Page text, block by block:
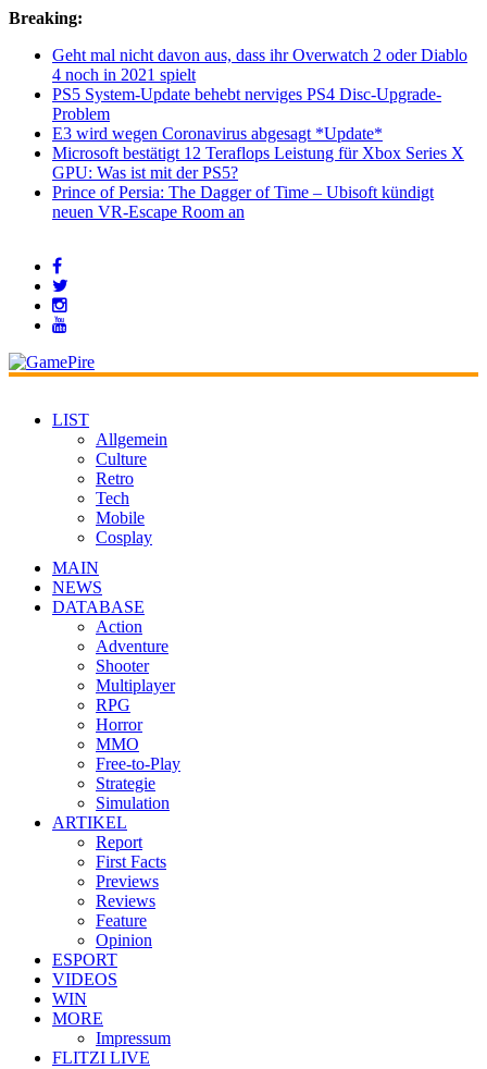
Breaking:
Geht mal nicht davon aus, dass ihr Overwatch 2 oder Diablo
4 noch in 2021 spielt
PS5 System-Update behebt nerviges PS4 Disc-Upgrade-
Problem
E3 wird wegen Coronavirus abgesagt *Update*
Microsoft bestätigt 12 Teraflops Leistung für Xbox Series X
GPU: Was ist mit der PS5?
Prince of Persia: The Dagger of Time – Ubisoft kündigt
neuen VR-Escape Room an
LIST
Allgemein
Culture
Retro
Tech
Mobile
Cosplay
MAIN
NEWS
DATABASE
Action
Adventure
Shooter
Multiplayer
RPG
Horror
MMO
Free-to-Play
Strategie
Simulation
ARTIKEL
Report
First Facts
Previews
Reviews
Feature
Opinion
ESPORT
VIDEOS
WIN
MORE
Impressum
FLITZI LIVE